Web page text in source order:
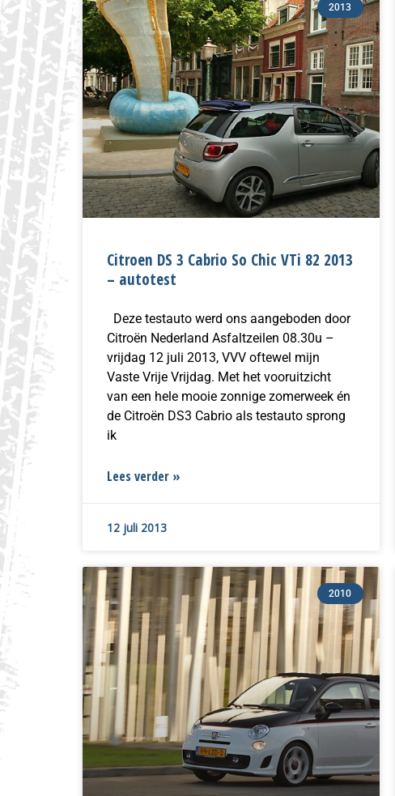
2013
Citroen DS 3 Cabrio So Chic VTi 82 2013
– autotest
Deze testauto werd ons aangeboden door
Citroën Nederland Asfaltzeilen 08.30u –
vrijdag 12 juli 2013, VVV oftewel mijn
Vaste Vrije Vrijdag. Met het vooruitzicht
van een hele mooie zonnige zomerweek én
de Citroën DS3 Cabrio als testauto sprong
ik
Lees verder »
12 juli 2013
2010